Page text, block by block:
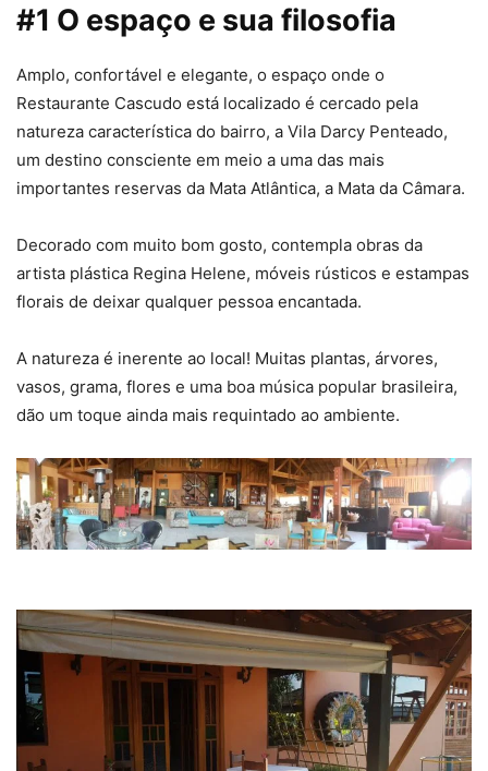
#1 O espaço e sua filosofia
Amplo, confortável e elegante, o espaço onde o
Restaurante Cascudo está localizado é cercado pela
natureza característica do bairro, a Vila Darcy Penteado,
um destino consciente em meio a uma das mais
importantes reservas da Mata Atlântica, a Mata da Câmara.
Decorado com muito bom gosto, contempla obras da
artista plástica Regina Helene, móveis rústicos e estampas
florais de deixar qualquer pessoa encantada.
A natureza é inerente ao local! Muitas plantas, árvores,
vasos, grama, flores e uma boa música popular brasileira,
dão um toque ainda mais requintado ao ambiente.